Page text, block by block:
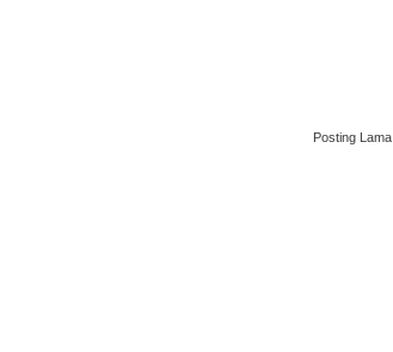
Posting Lama